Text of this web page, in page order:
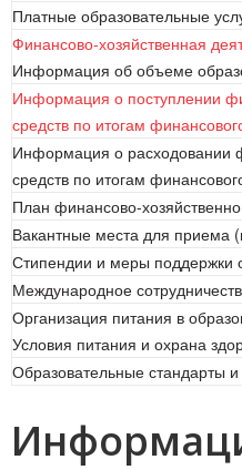
Платные образовательные
Финансово-хозяйственная
Информация об объеме
Информация о поступлении
средств по итогам
Информация о расходовании
средств по итогам
План финансово-
Вакантные места для приема
Стипендии и меры поддержки
Международное
Организация питания в
Условия питания и охрана
Образовательные стандарты